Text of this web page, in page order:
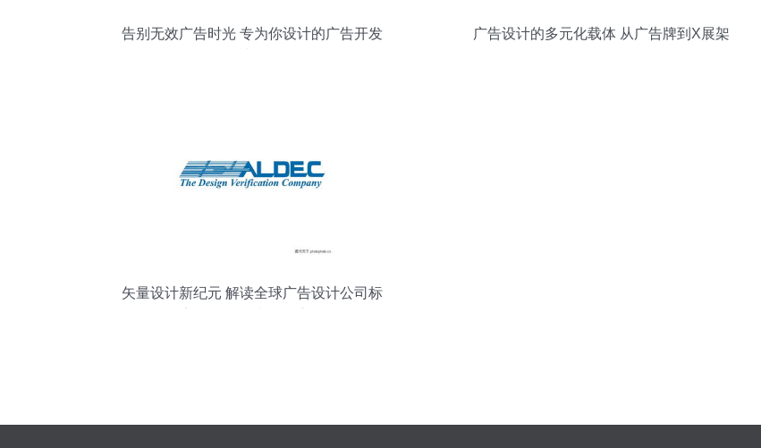
告别无效广告时光 专为你设计的广告开发
广告设计的多元化载体 从广告牌到X展架
矢量设计新纪元 解读全球广告设计公司标